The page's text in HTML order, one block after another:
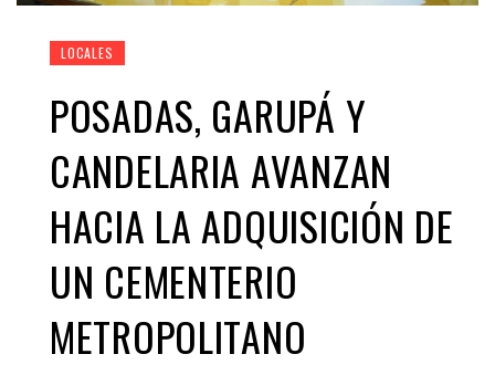
LOCALES
POSADAS, GARUPÁ Y
CANDELARIA AVANZAN
HACIA LA ADQUISICIÓN DE
UN CEMENTERIO
METROPOLITANO